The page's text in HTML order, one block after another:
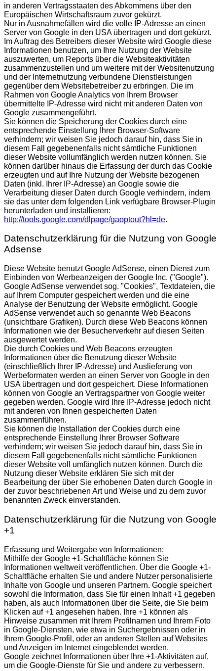
in anderen Vertragsstaaten des Abkommens über den
Europäischen Wirtschaftsraum zuvor gekürzt.
Nur in Ausnahmefällen wird die volle IP-Adresse an einen
Server von Google in den USA übertragen und dort gekürzt.
Im Auftrag des Betreibers dieser Website wird Google diese
Informationen benutzen, um Ihre Nutzung der Website
auszuwerten, um Reports über die Websiteaktivitäten
zusammenzustellen und um weitere mit der Websitenutzung
und der Internetnutzung verbundene Dienstleistungen
gegenüber dem Websitebetreiber zu erbringen. Die im
Rahmen von Google Analytics von Ihrem Browser
übermittelte IP-Adresse wird nicht mit anderen Daten von
Google zusammengeführt.
Sie können die Speicherung der Cookies durch eine
entsprechende Einstellung Ihrer Browser-Software
verhindern; wir weisen Sie jedoch darauf hin, dass Sie in
diesem Fall gegebenenfalls nicht sämtliche Funktionen
dieser Website vollumfänglich werden nutzen können. Sie
können darüber hinaus die Erfassung der durch das Cookie
erzeugten und auf Ihre Nutzung der Website bezogenen
Daten (inkl. Ihrer IP-Adresse) an Google sowie die
Verarbeitung dieser Daten durch Google verhindern, indem
sie das unter dem folgenden Link verfügbare Browser-Plugin
herunterladen und installieren:
http://tools.google.com/dlpage/gaoptout?hl=de.
Datenschutzerklärung für die Nutzung von Google
Adsense
Diese Website benutzt Google AdSense, einen Dienst zum
Einbinden von Werbeanzeigen der Google Inc. ("Google").
Google AdSense verwendet sog. "Cookies", Textdateien, die
auf Ihrem Computer gespeichert werden und die eine
Analyse der Benutzung der Website ermöglicht. Google
AdSense verwendet auch so genannte Web Beacons
(unsichtbare Grafiken). Durch diese Web Beacons können
Informationen wie der Besucherverkehr auf diesen Seiten
ausgewertet werden.
Die durch Cookies und Web Beacons erzeugten
Informationen über die Benutzung dieser Website
(einschließlich Ihrer IP-Adresse) und Auslieferung von
Werbeformaten werden an einen Server von Google in den
USA übertragen und dort gespeichert. Diese Informationen
können von Google an Vertragspartner von Google weiter
gegeben werden. Google wird Ihre IP-Adresse jedoch nicht
mit anderen von Ihnen gespeicherten Daten
zusammenführen.
Sie können die Installation der Cookies durch eine
entsprechende Einstellung Ihrer Browser Software
verhindern; wir weisen Sie jedoch darauf hin, dass Sie in
diesem Fall gegebenenfalls nicht sämtliche Funktionen
dieser Website voll umfänglich nutzen können. Durch die
Nutzung dieser Website erklären Sie sich mit der
Bearbeitung der über Sie erhobenen Daten durch Google in
der zuvor beschriebenen Art und Weise und zu dem zuvor
benannten Zweck einverstanden.
Datenschutzerklärung für die Nutzung von Google
+1
Erfassung und Weitergabe von Informationen:
Mithilfe der Google +1-Schaltfläche können Sie
Informationen weltweit veröffentlichen. Über die Google +1-
Schaltfläche erhalten Sie und andere Nutzer personalisierte
Inhalte von Google und unseren Partnern. Google speichert
sowohl die Information, dass Sie für einen Inhalt +1 gegeben
haben, als auch Informationen über die Seite, die Sie beim
Klicken auf +1 angesehen haben. Ihre +1 können als
Hinweise zusammen mit Ihrem Profilnamen und Ihrem Foto
in Google-Diensten, wie etwa in Suchergebnissen oder in
Ihrem Google-Profil, oder an anderen Stellen auf Websites
und Anzeigen im Internet eingeblendet werden.
Google zeichnet Informationen über Ihre +1-Aktivitäten auf,
um die Google-Dienste für Sie und andere zu verbessern.